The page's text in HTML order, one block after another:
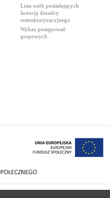
Lista osób posiadających
licencję doradcy
restrukturyzacyjnego
Wykaz postępowań
grupowych